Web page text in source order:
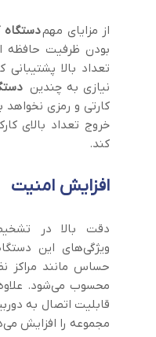
از مزایای مهم
بودن ظرفیت حافظه
تعداد بالا
نیازی به چندین
کارتی و رمزی نخواهد
خروج تعداد بالای
کند.
افزایش امنیت
دقت بالا در
ویژگی‌های این
حساس مانند مراکز
محسوب می‌شود.
قابلیت اتصال به
مجموعه را افزایش